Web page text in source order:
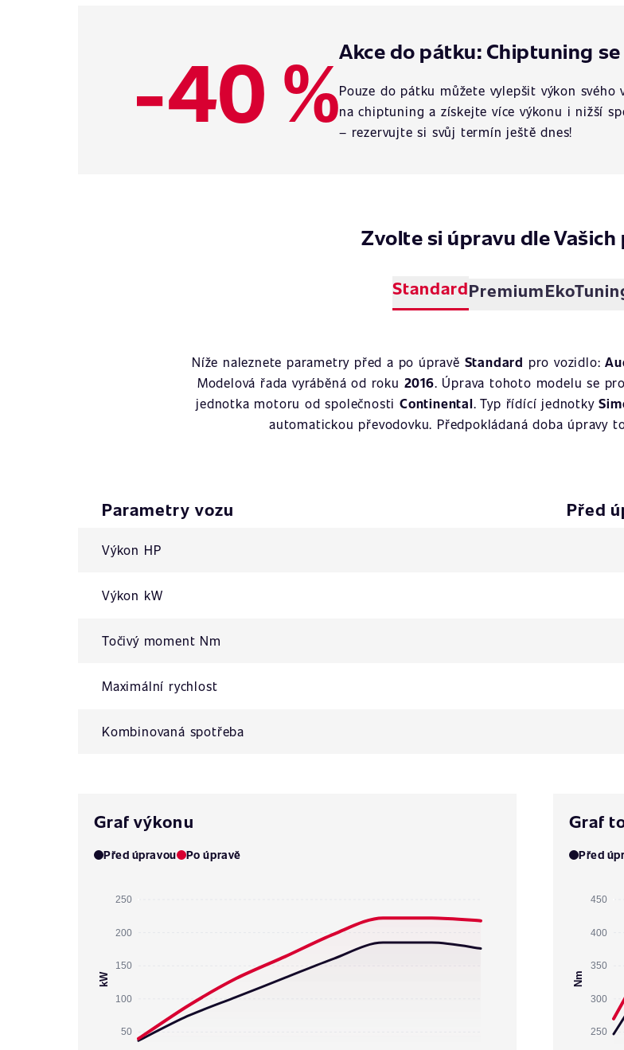
-40 %Akce do pátku: Chiptuning se
Pouze do pátku můžete vylepšit výkon svého
na chiptuning a získejte více výkonu i nižší
– rezervujte si svůj termín ještě dnes!
Zvolte si úpravu dle
StandardPremium
Níže naleznete parametry před a po úpravě Standard pro vozidlo:
Modelová řada vyráběná od roku 2016. Úprava tohoto modelu se
jednotka motoru od společnosti Continental. Typ řídící jednotky
automatickou převodovku. Předpokládaná doba úpravy
Parametry vozu Před
Výkon HP
Výkon kW
Točivý moment Nm
Maximální rychlost
Kombinovaná spotřeba
Graf výkonu
Před úpravou Po úpravě
250
200
150
100
50
kW
Graf
Před
450
400
350
300
250
Nm